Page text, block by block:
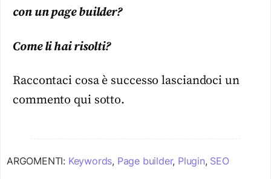
con un page builder?
Come li hai risolti?
Raccontaci cosa è successo lasciandoci un
commento qui sotto.
ARGOMENTI: Keywords, Page builder, Plugin, SEO